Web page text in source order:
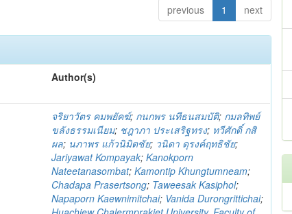
previous 1 next
Author(s)
จริยาวัตร คมพยัคฆ์; กนกพร นทีธนสมบัติ; กมลทิพย์
ขลังธรรมเนียม; ชฎาภา ประเสริฐทรง; ทวีศักดิ์ กสิ
ผล; นภาพร แก้วนิมิตชัย; วนิดา ดุรงค์ฤทธิชัย;
Jariyawat Kompayak;Kanokporn
Nateetanasombat;Kamontip Khungtumneam;
Chadapa Prasertsong; Taweesak Kasiphol;
Napaporn Kaewnimitchai; Vanida Durongrittichai;